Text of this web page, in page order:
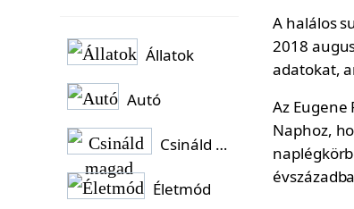
A halálos
2018
adatokat,
Az
Naphoz,
Állatok
Autó
Csináld magad
Életmód